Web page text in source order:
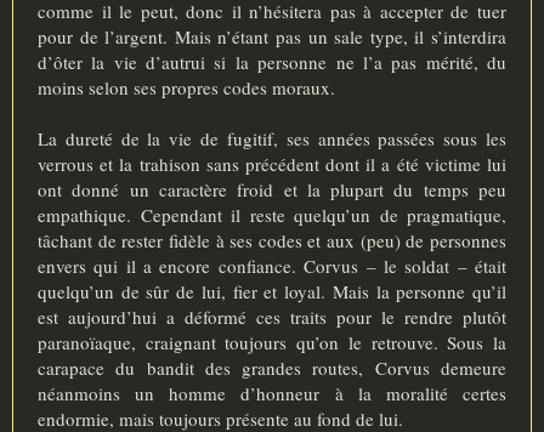
comme il le peut, donc il n’hésitera pas à accepter de tuer
pour de l’argent. Mais n’étant pas un sale type, il s’interdira
d’ôter la vie d’autrui si la personne ne l’a pas mérité, du
moins selon ses propres codes moraux.
La dureté de la vie de fugitif, ses années passées sous les
verrous et la trahison sans précédent dont il a été victime lui
ont donné un caractère froid et la plupart du temps peu
empathique. Cependant il reste quelqu’un de pragmatique,
tâchant de rester fidèle à ses codes et aux (peu) de personnes
envers qui il a encore confiance. Corvus – le soldat – était
quelqu’un de sûr de lui, fier et loyal. Mais la personne qu’il
est aujourd’hui a déformé ces traits pour le rendre plutôt
paranoïaque, craignant toujours qu’on le retrouve. Sous la
carapace du bandit des grandes routes, Corvus demeure
néanmoins un homme d’honneur à la moralité certes
endormie, mais toujours présente au fond de lui.